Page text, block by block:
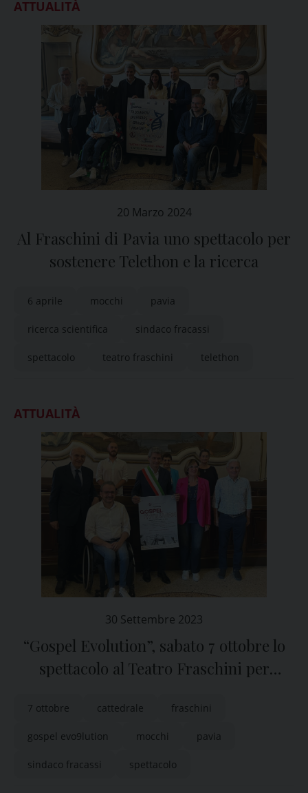
ATTUALITÀ
20 Marzo 2024
Al Fraschini di Pavia uno spettacolo per
sostenere Telethon e la ricerca
6 aprile mocchi pavia
ricerca scientifica sindaco fracassi
spettacolo teatro fraschini telethon
ATTUALITÀ
30 Settembre 2023
“Gospel Evolution”, sabato 7 ottobre lo
spettacolo al Teatro Fraschini per
7 ottobre cattedrale fraschini
gospel evo9lution mocchi pavia
sindaco fracassi spettacolo